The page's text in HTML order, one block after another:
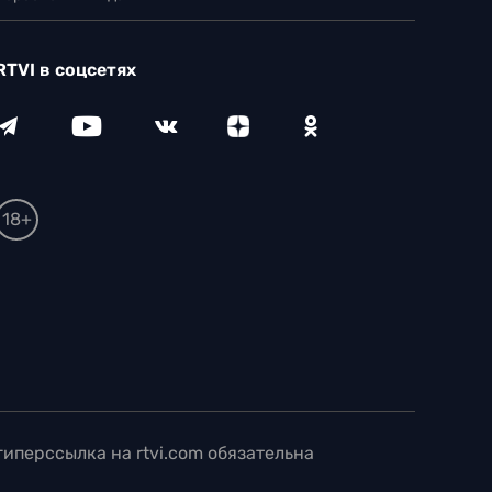
в соцсетях
18+
на rtvi.com обязательна